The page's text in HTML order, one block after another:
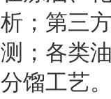
析；第三
测；各类
分馏工艺